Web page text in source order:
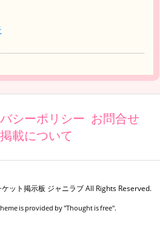
シーポリシー お問合せ
載について
ット掲示板 ジャニラブAll Rights Reserved.
is provided by "Thought is free".